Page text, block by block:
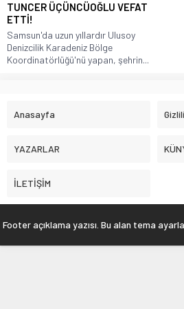
TUNCER ÜÇÜNCÜOĞLU VEFAT
ETTİ!
Samsun'da uzun yıllardır Ulusoy
Denizcilik Karadeniz Bölge
Koordinatörlüğü'nü yapan, şehrin...
Anasayfa
YAZARLAR
İLETİŞİM
Footer açıklama yazısı. Bu alan tema